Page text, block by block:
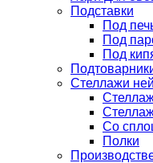
Подставки
Под
Под
Под
Стеллажи
Со
Полки